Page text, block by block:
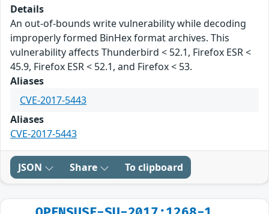
Details
An out-of-bounds write vulnerability while decoding
improperly formed BinHex format archives. This
vulnerability affects Thunderbird < 52.1, Firefox ESR <
45.9, Firefox ESR < 52.1, and Firefox < 53.
Aliases
CVE-2017-5443
Aliases
CVE-2017-5443
JSON Share To clipboard